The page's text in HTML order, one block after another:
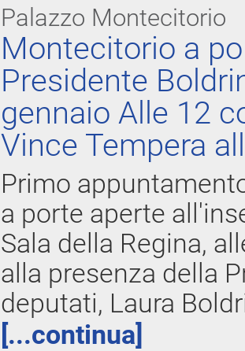
Palazzo Montecitorio
Montecitorio a
Presidente
gennaio Alle 12
Vince Tempera
Primo
a porte aperte
Sala della Regina,
alla presenza della
deputati, Laura
[...continua]